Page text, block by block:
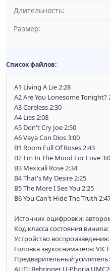
Длительность:
Размер:
Список файлов:
A1 Living A Lie 2:28
A2 Are You Lonesome Tonight?
A3 Careless 2:30
A4 Lies 2:08
A5 Don't Cry Joe 2:50
A6 Vaya Con Dios 3:00
B1 Room Full Of Roses 2:43
B2 I'm In The Mood For Love
B3 Mexicali Rose 2:34
B4 That's My Desire 2:25
B5 The More I See You 2:25
B6 You Can't Hide The Truth
Источник оцифровки:
Код класса состояния винила:
Устройство воспроизведения:
Головка звукоснимателя:
Предварительный
АЦП: Behringer U-Phoria